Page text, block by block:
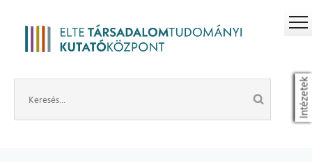
Intézetek